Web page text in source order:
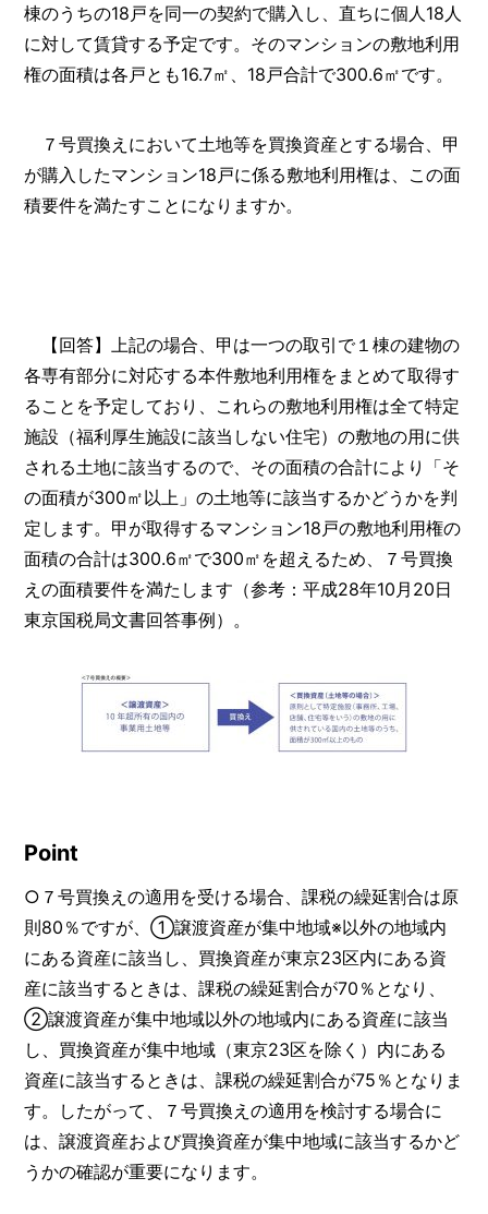
棟のうちの18戸を同一の契約で購入し、直ちに個人18人
に対して賃貸する予定です。そのマンションの敷地利用
権の面積は各戸とも16.7㎡、18戸合計で300.6㎡です。
７号買換えにおいて土地等を買換資産とする場合、甲
が購入したマンション18戸に係る敷地利用権は、この面
積要件を満たすことになりますか。
【回答】上記の場合、甲は一つの取引で１棟の建物の
各専有部分に対応する本件敷地利用権をまとめて取得す
ることを予定しており、これらの敷地利用権は全て特定
施設（福利厚生施設に該当しない住宅）の敷地の用に供
される土地に該当するので、その面積の合計により「そ
の面積が300㎡以上」の土地等に該当するかどうかを判
定します。甲が取得するマンション18戸の敷地利用権の
面積の合計は300.6㎡で300㎡を超えるため、７号買換
えの面積要件を満たします（参考：平成28年10月20日
東京国税局文書回答事例）。
Point
○７号買換えの適用を受ける場合、課税の繰延割合は原
則80％ですが、①譲渡資産が集中地域※以外の地域内
にある資産に該当し、買換資産が東京23区内にある資
産に該当するときは、課税の繰延割合が70％となり、
②譲渡資産が集中地域以外の地域内にある資産に該当
し、買換資産が集中地域（東京23区を除く）内にある
資産に該当するときは、課税の繰延割合が75％となりま
す。したがって、７号買換えの適用を検討する場合に
は、譲渡資産および買換資産が集中地域に該当するかど
うかの確認が重要になります。